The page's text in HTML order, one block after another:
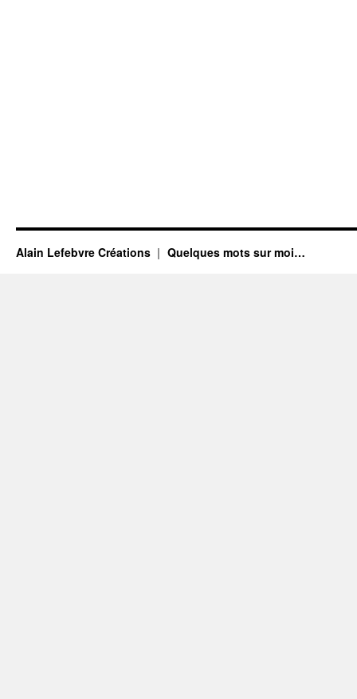
Alain Lefebvre Créations Quelques mots sur moi…